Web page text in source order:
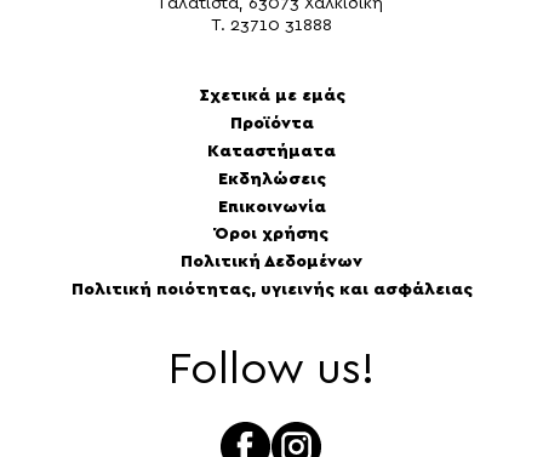
Σχετικά με εμάς
Προϊόντα
Καταστήματα
Εκδηλώσεις
Επικοινωνία
Όροι χρήσης
Πολιτική Δεδομένων
Πολιτική ποιότητας, υγιεινής και ασφάλειας
Γαλάτιστα, 63073 Χαλκιδική
Τ. 23710 31888
Follow us!